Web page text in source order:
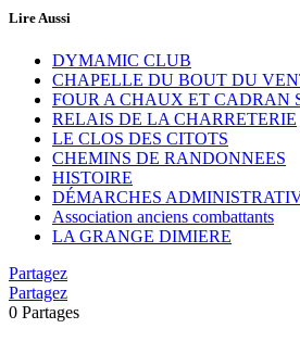
Lire Aussi
DYMAMIC CLUB
CHAPELLE DU BOUT DU
FOUR A CHAUX ET CADRAN
RELAIS DE LA CHARRETERIE
LE CLOS DES CITOTS
CHEMINS DE RANDONNEES
HISTOIRE
DÉMARCHES
Association anciens combattants
LA GRANGE DIMIERE
Partagez
Partagez
0 Partages